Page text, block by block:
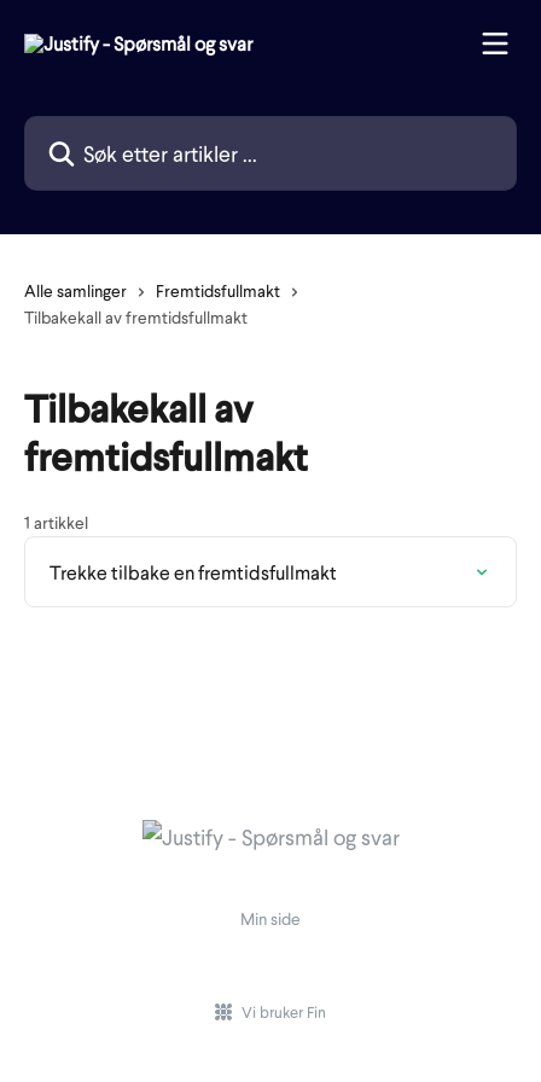
Søk etter artikler ...
Alle samlinger
Fremtidsfullmakt
Tilbakekall av fremtidsfullmakt
Tilbakekall av
fremtidsfullmakt
1 artikkel
Trekke tilbake en fremtidsfullmakt
Min side
Vi bruker Fin